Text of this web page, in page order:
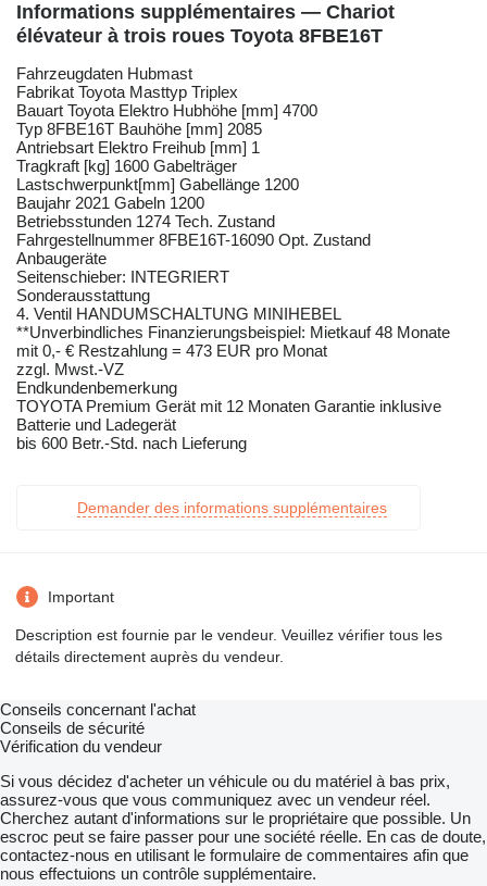
Informations supplémentaires — Chariot
élévateur à trois roues Toyota 8FBE16T
Fahrzeugdaten Hubmast
Fabrikat Toyota Masttyp Triplex
Bauart Toyota Elektro Hubhöhe [mm] 4700
Typ 8FBE16T Bauhöhe [mm] 2085
Antriebsart Elektro Freihub [mm] 1
Tragkraft [kg] 1600 Gabelträger
Lastschwerpunkt[mm] Gabellänge 1200
Baujahr 2021 Gabeln 1200
Betriebsstunden 1274 Tech. Zustand
Fahrgestellnummer 8FBE16T-16090 Opt. Zustand
Anbaugeräte
Seitenschieber: INTEGRIERT
Sonderausstattung
4. Ventil HANDUMSCHALTUNG MINIHEBEL
**Unverbindliches Finanzierungsbeispiel: Mietkauf 48 Monate
mit 0,- € Restzahlung = 473 EUR pro Monat
zzgl. Mwst.-VZ
Endkundenbemerkung
TOYOTA Premium Gerät mit 12 Monaten Garantie inklusive
Batterie und Ladegerät
bis 600 Betr.-Std. nach Lieferung
Demander des informations supplémentaires
Important
Description est fournie par le vendeur. Veuillez vérifier tous les
détails directement auprès du vendeur.
Conseils concernant l'achat
Conseils de sécurité
Vérification du vendeur
Si vous décidez d'acheter un véhicule ou du matériel à bas prix,
assurez-vous que vous communiquez avec un vendeur réel.
Cherchez autant d'informations sur le propriétaire que possible. Un
escroc peut se faire passer pour une société réelle. En cas de doute,
contactez-nous en utilisant le formulaire de commentaires afin que
nous effectuions un contrôle supplémentaire.